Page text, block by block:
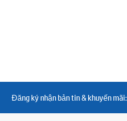
Đăng ký nhận bản tin & khuyến mãi: